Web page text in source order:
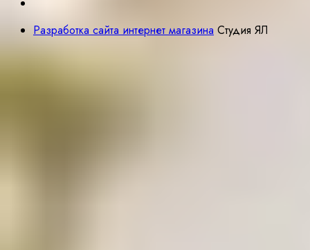
Разработка сайта интернет магазина Студия ЯЛ